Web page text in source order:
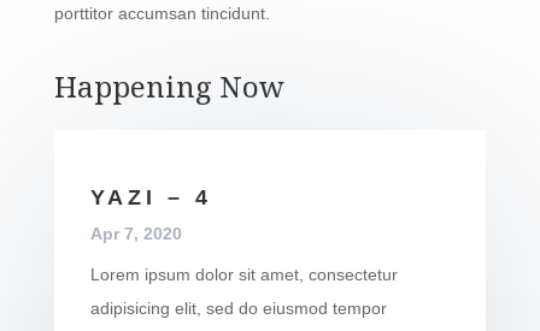
porttitor accumsan tincidunt.
Happening Now
YAZI – 4
Apr 7, 2020
Lorem ipsum dolor sit amet, consectetur
adipisicing elit, sed do eiusmod tempor